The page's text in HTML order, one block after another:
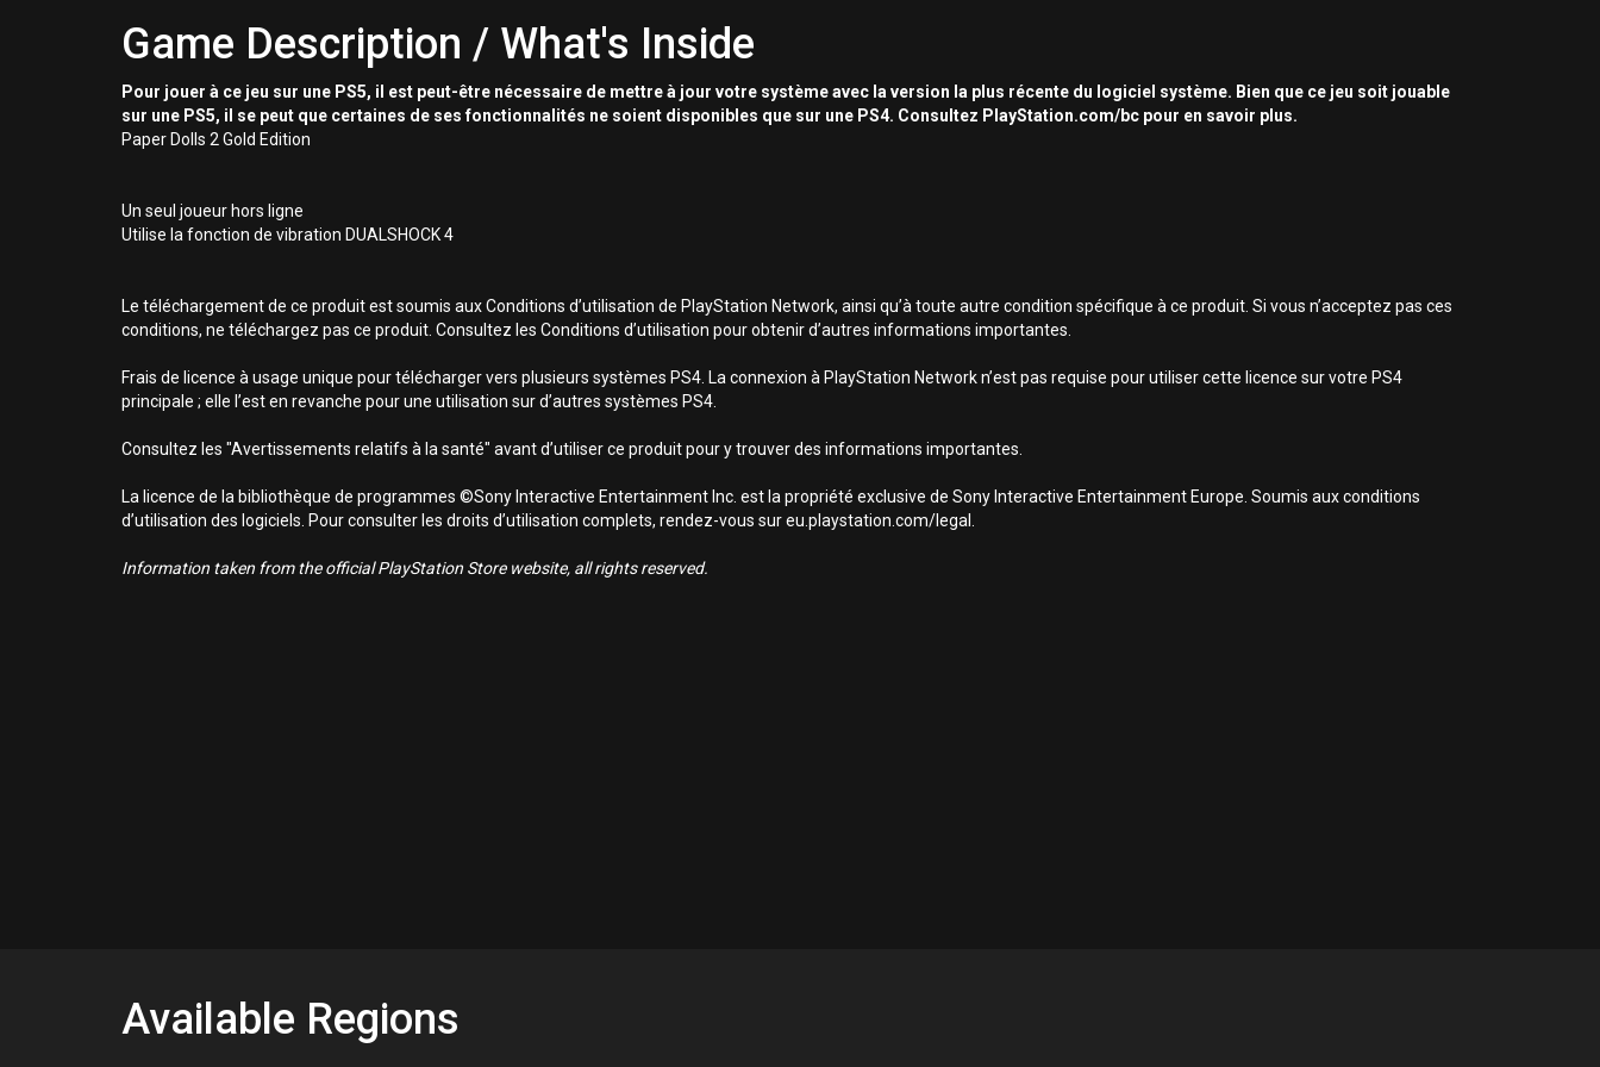
Game Description / What's Inside
Pour jouer à ce jeu sur une PS5, il est peut-être nécessaire de mettre à jour votre système avec la version la plus récente du logiciel système. Bien que ce jeu soit jouable
sur une PS5, il se peut que certaines de ses fonctionnalités ne soient disponibles que sur une PS4. Consultez PlayStation.com/bc pour en savoir plus.
Paper Dolls 2 Gold Edition
Un seul joueur hors ligne
Utilise la fonction de vibration DUALSHOCK 4
Le téléchargement de ce produit est soumis aux Conditions d’utilisation de PlayStation Network, ainsi qu’à toute autre condition spécifique à ce produit. Si vous n’acceptez pas ces
conditions, ne téléchargez pas ce produit. Consultez les Conditions d’utilisation pour obtenir d’autres informations importantes.
Frais de licence à usage unique pour télécharger vers plusieurs systèmes PS4. La connexion à PlayStation Network n’est pas requise pour utiliser cette licence sur votre PS4
principale ; elle l’est en revanche pour une utilisation sur d’autres systèmes PS4.
Consultez les "Avertissements relatifs à la santé" avant d’utiliser ce produit pour y trouver des informations importantes.
La licence de la bibliothèque de programmes ©Sony Interactive Entertainment Inc. est la propriété exclusive de Sony Interactive Entertainment Europe. Soumis aux conditions
d’utilisation des logiciels. Pour consulter les droits d’utilisation complets, rendez-vous sur eu.playstation.com/legal.
Information taken from the official PlayStation Store website, all rights reserved.
Available Regions